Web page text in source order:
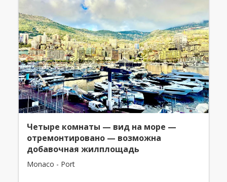
Четыре комнаты — вид на море —
отремонтировано — возможна
добавочная жилплощадь
Monaco - Port